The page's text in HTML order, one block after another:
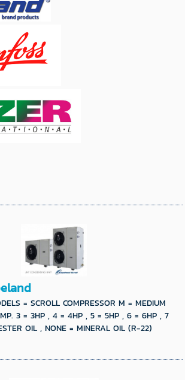
= SCROLL COMPRESSOR M = MEDIUM
3 = 3HP , 4 = 4HP , 5 = 5HP , 6 = 6HP , 7
OIL , NONE = MINERAL OIL (R-22)